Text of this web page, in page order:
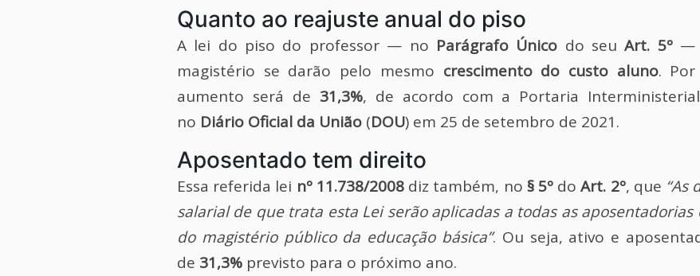
Quanto ao reajuste anual do piso
A lei do piso do professor — no Parágrafo Único do seuArt. 5º—
magistério se darão pelo mesmo crescimento do custo aluno.
aumento será de 31,3%, de acordo com a Portaria Interministerial
no Diário Oficial da União (DOU) em 25 de setembro de 2021.
Aposentado tem direito
Essa referida lei nº 11.738/2008diz também, no § 5º doArt. 2º, que “As
salarial de que trata esta Lei serão aplicadas a todas as aposentadorias
do magistério público da educação básica”. Ou seja, ativo e
de 31,3% previsto para o próximo ano.